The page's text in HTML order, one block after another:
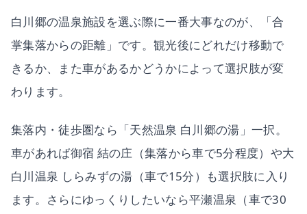
白川郷の温泉施設を選ぶ際に一番大事なのが、「合
掌集落からの距離」です。観光後にどれだけ移動で
きるか、また車があるかどうかによって選択肢が変
わります。
集落内・徒歩圏なら「天然温泉 白川郷の湯」一択。
車があれば御宿 結の庄（集落から車で5分程度）や大
白川温泉 しらみずの湯（車で15分）も選択肢に入り
ます。さらにゆっくりしたいなら平瀬温泉（車で30